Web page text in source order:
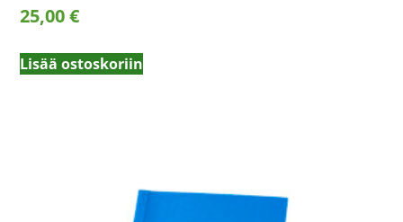
25,00€
Lisää ostoskoriin